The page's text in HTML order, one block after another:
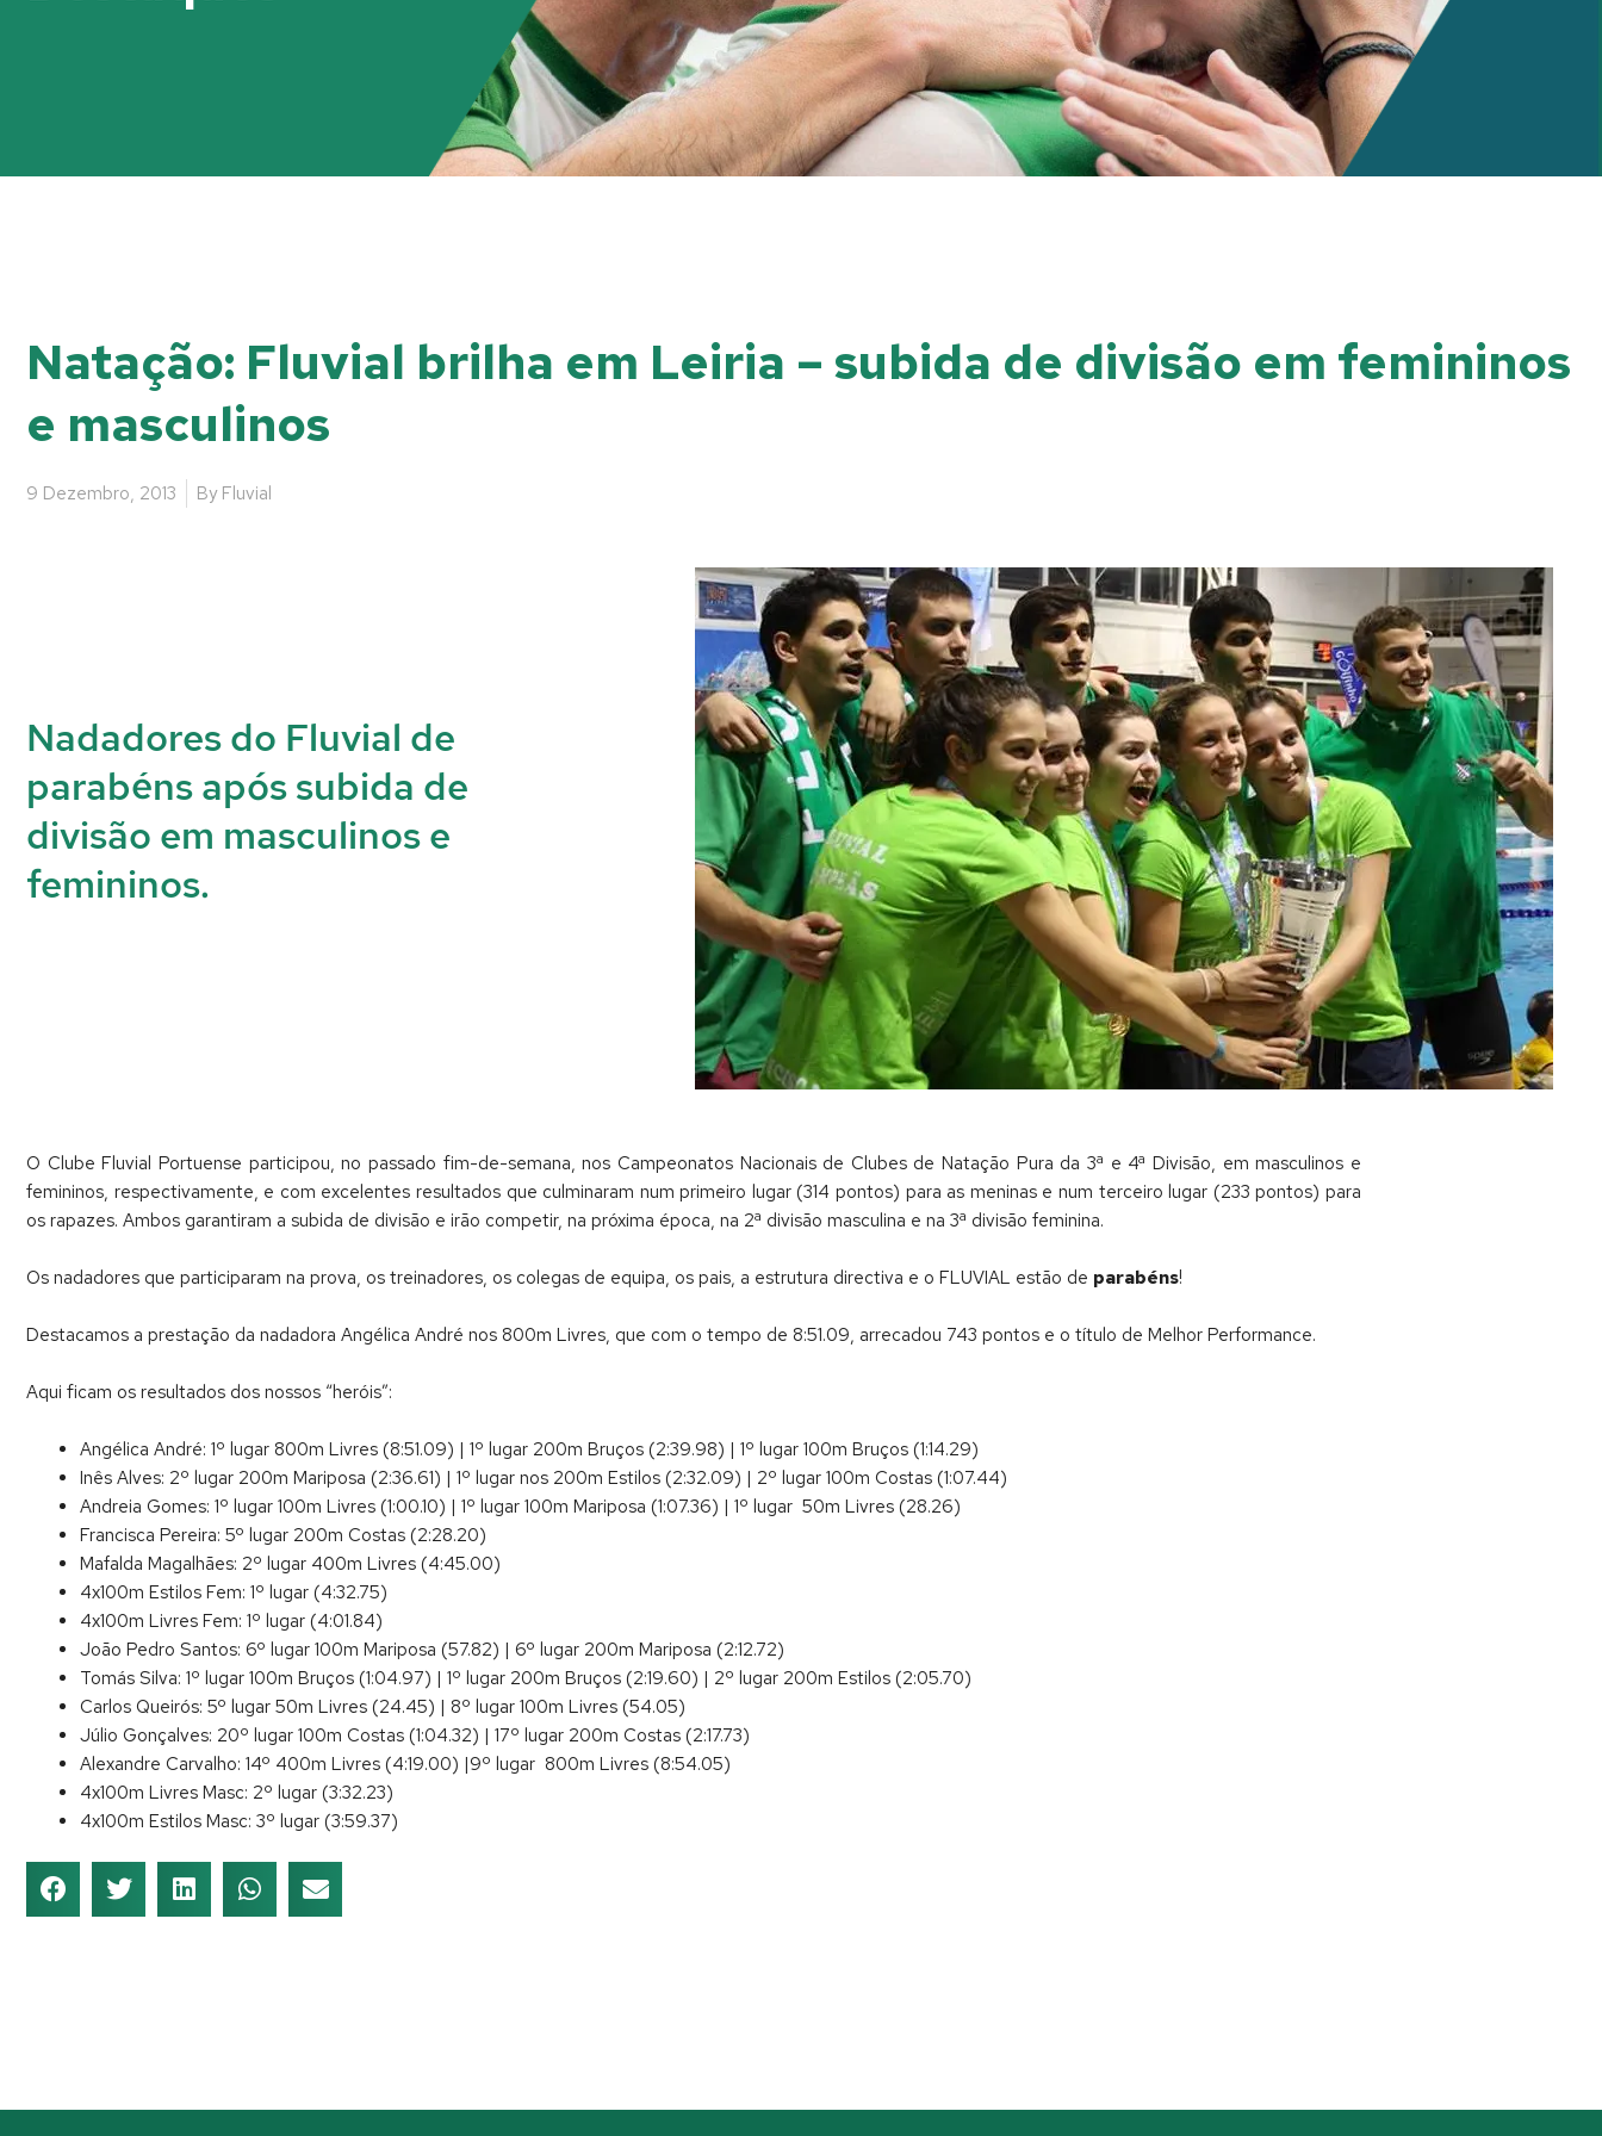
Natação: Fluvial brilha em Leiria – subida de divisão em femininos
e masculinos
9 Dezembro, 2013 By Fluvial
Nadadores do Fluvial de
parabéns após subida de
divisão em masculinos e
femininos.
O Clube Fluvial Portuense participou, no passado fim-de-semana, nos Campeonatos Nacionais de Clubes de Natação Pura da 3ª e 4ª Divisão, em masculinos e
femininos, respectivamente, e com excelentes resultados que culminaram num primeiro lugar (314 pontos) para as meninas e num terceiro lugar (233 pontos) para
os rapazes. Ambos garantiram a subida de divisão e irão competir, na próxima época, na 2ª divisão masculina e na 3ª divisão feminina.
Os nadadores que participaram na prova, os treinadores, os colegas de equipa, os pais, a estrutura directiva e o FLUVIAL estão de parabéns!
Destacamos a prestação da nadadora Angélica André nos 800m Livres, que com o tempo de 8:51.09, arrecadou 743 pontos e o título de Melhor Performance.
Aqui ficam os resultados dos nossos “heróis”:
Angélica André: 1º lugar 800m Livres (8:51.09) | 1º lugar 200m Bruços (2:39.98) | 1º lugar 100m Bruços (1:14.29)
Inês Alves: 2º lugar 200m Mariposa (2:36.61) | 1º lugar nos 200m Estilos (2:32.09) | 2º lugar 100m Costas (1:07.44)
Andreia Gomes: 1º lugar 100m Livres (1:00.10) | 1º lugar 100m Mariposa (1:07.36) | 1º lugar 50m Livres (28.26)
Francisca Pereira: 5º lugar 200m Costas (2:28.20)
Mafalda Magalhães: 2º lugar 400m Livres (4:45.00)
4x100m Estilos Fem: 1º lugar (4:32.75)
4x100m Livres Fem: 1º lugar (4:01.84)
João Pedro Santos: 6º lugar 100m Mariposa (57.82) | 6º lugar 200m Mariposa (2:12.72)
Tomás Silva: 1º lugar 100m Bruços (1:04.97) | 1º lugar 200m Bruços (2:19.60) | 2º lugar 200m Estilos (2:05.70)
Carlos Queirós: 5º lugar 50m Livres (24.45) | 8º lugar 100m Livres (54.05)
Júlio Gonçalves: 20º lugar 100m Costas (1:04.32) | 17º lugar 200m Costas (2:17.73)
Alexandre Carvalho: 14º 400m Livres (4:19.00) |9º lugar 800m Livres (8:54.05)
4x100m Livres Masc: 2º lugar (3:32.23)
4x100m Estilos Masc: 3º lugar (3:59.37)